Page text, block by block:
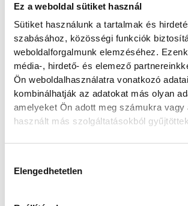
Ez a weboldal sütiket használ
Sütiket használunk a tartalmak és
szabásához, közösségi funkciók
weboldalforgalmunk elemzéséhez.
média-, hirdető- és elemező
Ön weboldalhasználatra vonatkozó
kombinálhatják az adatokat más olyan
amelyeket Ön adott meg számukra vagy
használt más szolgáltatásokból
Elengedhetetlen
Magyar Péter miniszterelnök
bejelentette, hogy a Duna
tovább emelkedett, így a
hármas turbináját hétfő
visszakapcsolják.
Megszelídítették a
sárkányokat
népesítették be szombaton
sétány előtti partszakaszt.